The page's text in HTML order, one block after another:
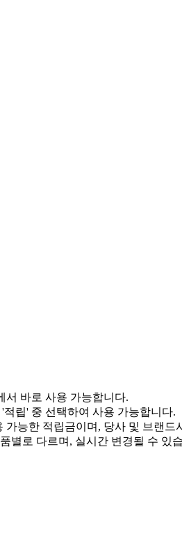
서 바로 사용 가능합니다.
립' 중 선택하여 사용 가능합니다.
가능한 적립금이며, 당사 및 브랜
별로 다르며, 실시간 변경될 수 있